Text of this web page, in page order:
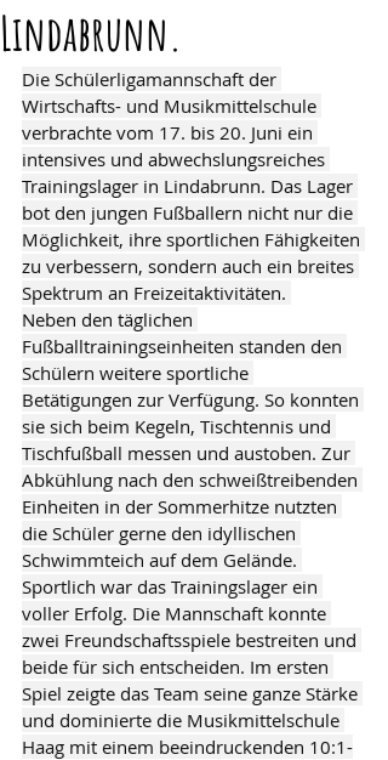
Lindabrunn.
Die Schülerligamannschaft der
Wirtschafts- und Musikmittelschule
verbrachte vom 17. bis 20. Juni ein
intensives und abwechslungsreiches
Trainingslager in Lindabrunn. Das Lager
bot den jungen Fußballern nicht nur die
Möglichkeit, ihre sportlichen Fähigkeiten
zu verbessern, sondern auch ein breites
Spektrum an Freizeitaktivitäten.
Neben den täglichen
Fußballtrainingseinheiten standen den
Schülern weitere sportliche
Betätigungen zur Verfügung. So konnten
sie sich beim Kegeln, Tischtennis und
Tischfußball messen und austoben. Zur
Abkühlung nach den schweißtreibenden
Einheiten in der Sommerhitze nutzten
die Schüler gerne den idyllischen
Schwimmteich auf dem Gelände.
Sportlich war das Trainingslager ein
voller Erfolg. Die Mannschaft konnte
zwei Freundschaftsspiele bestreiten und
beide für sich entscheiden. Im ersten
Spiel zeigte das Team seine ganze Stärke
und dominierte die Musikmittelschule
Haag mit einem beeindruckenden 10:1-